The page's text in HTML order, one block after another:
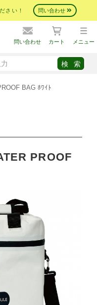
さい！ 問い合わせ
問い合わせ カート メニュー
BAG ﾎﾜｲﾄ
PROOF